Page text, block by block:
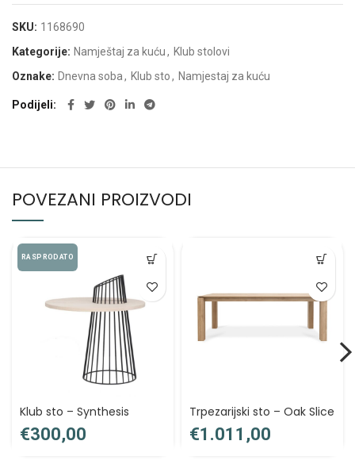
SKU: 1168690
Kategorije: Namještaj za kuću, Klub stolovi
Oznake: Dnevna soba, Klub sto, Namjestaj za kuću
Podijeli
POVEZANI PROIZVODI
RASPRODATO
Klub sto – Synthesis
€
Trpezarijski sto – Oak Slice
€